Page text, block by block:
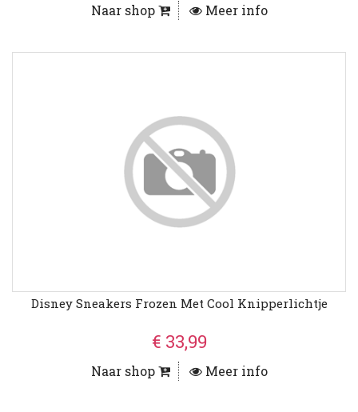
Naar shop Meer info
Disney Sneakers Frozen Met Cool Knipperlichtje
€ 33,99
Naar shop Meer info